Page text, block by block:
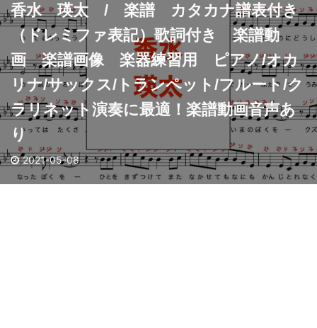
香水 瑛太 / 楽譜 カタカナ譜表付き
（ドレミファ表記）歌詞付き 楽譜動
画 楽譜画像 楽器練習用 ピアノ/オカ
リナ/サックス/トランペット/フルート/ク
ラリネット演奏に最適！楽譜動画音声あ
り
2021-05-08